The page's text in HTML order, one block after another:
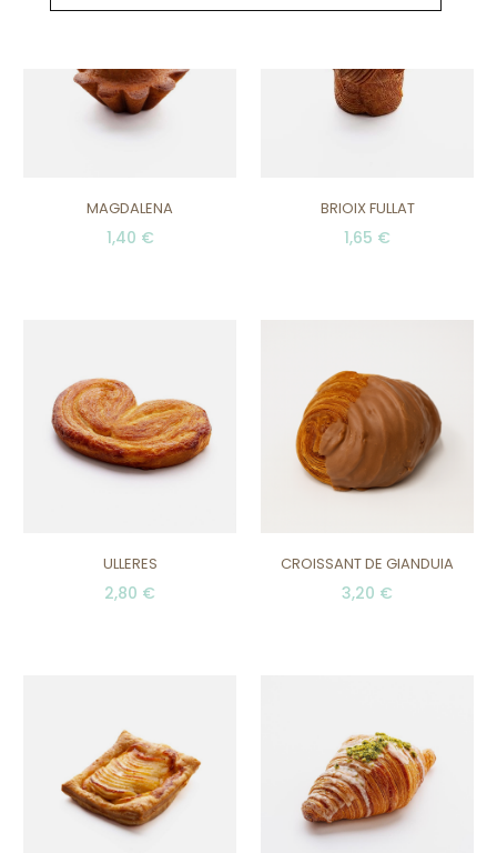
MAGDALENA
1,40 €
BRIOIX FULLAT
1,65 €
ULLERES
2,80 €
CROISSANT DE GIANDUIA
3,20 €